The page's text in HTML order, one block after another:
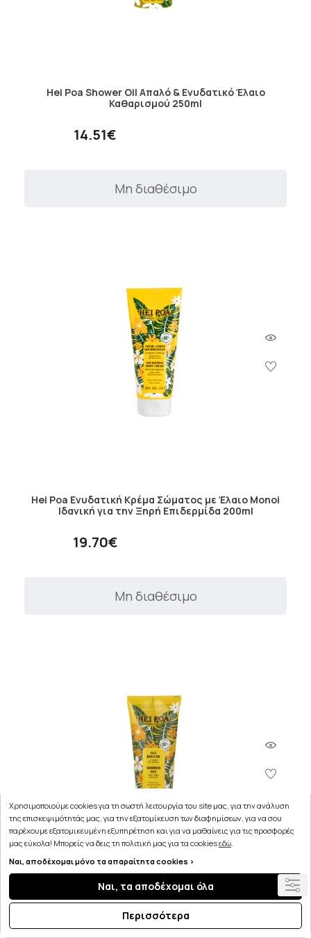
Hei Poa Shower Oil Απαλό & Ενυδατικό Έλαιο
Καθαρισμού 250ml
14.51€
Μη διαθέσιμο
Hei Poa Ενυδατική Κρέμα Σώματος με Έλαιο Monoi
Ιδανική για την Ξηρή Επιδερμίδα 200ml
19.70€
Μη διαθέσιμο
Hei Poa Shower Gel Tahiti Monoi Oil Αφρόλουτρο με
Αρωμα Tahitian Monoi & Ανθος Tiare 200ml
Χρησιμοποιούμε cookies για τη σωστή λειτουργία του site μας, για την ανάλυση
της επισκεψιμότητάς μας, για την εξατομίκευση των διαφημίσεων, για να σου
παρέχουμε εξατομικευμένη εξυπηρέτηση και για να μαθαίνεις για τις προσφορές
μας εύκολα! Μπορείς να δεις τη πολιτική μας για τα cookiesεδώ.
Ναι, αποδέχομαι μόνο τα απαραίτητα cookies >
Ναι, τα αποδέχομαι όλα
Περισσότερα